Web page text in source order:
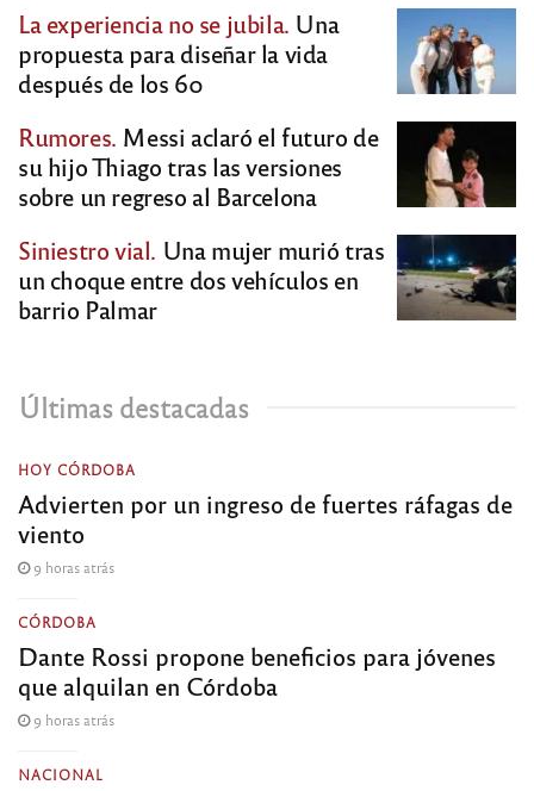
La experiencia no se jubila. Una
propuesta para diseñar la vida
después de los 60
Rumores. Messi aclaró el futuro de
su hijo Thiago tras las versiones
sobre un regreso al Barcelona
Siniestro vial. Una mujer murió tras
un choque entre dos vehículos en
barrio Palmar
Últimas destacadas
HOY CÓRDOBA
Advierten por un ingreso de fuertes ráfagas de
viento
9 horas atrás
CÓRDOBA
Dante Rossi propone beneficios para jóvenes
que alquilan en Córdoba
9 horas atrás
NACIONAL